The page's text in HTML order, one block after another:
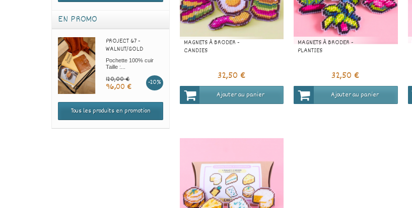
EN PROMO
PROJECT 67 -
WALNUT/GOLD
Pochette 100% cuir
Taille :...
120,00 € -20%
96,00 €
Tous les produits en promotion
MAGNETS À BRODER -
CANDIES
32,50 €
Ajouter au panier
MAGNETS À BRODER -
PLANTIES
32,50 €
Ajouter au panier